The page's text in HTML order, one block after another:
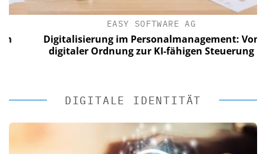
EASY SOFTWARE AG
Digitalisierung im Personalmanagement: Von
digitaler Ordnung zur KI-fähigen Steuerung
DIGITALE IDENTITÄT